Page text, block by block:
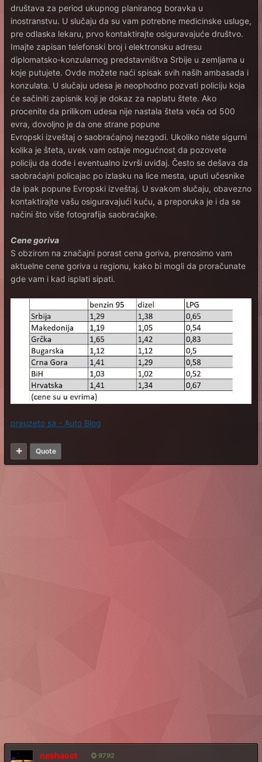
društava za period ukupnog planiranog boravka u
inostranstvu. U slučaju da su vam potrebne medicinske usluge,
pre odlaska lekaru, prvo kontaktirajte osiguravajuće društvo.
Imajte zapisan telefonski broj i elektronsku adresu
diplomatsko-konzularnog predstavništva Srbije u zemljama u
koje putujete. Ovde možete naći spisak svih naših ambasada i
konzulata. U slučaju udesa je neophodno pozvati policiju koja
će sačiniti zapisnik koji je dokaz za naplatu štete. Ako
procenite da prilikom udesa nije nastala šteta veća od 500
evra, dovoljno je da one strane popune
Evropski izveštaj o saobraćajnoj nezgodi. Ukoliko niste sigurni
kolika je šteta, uvek vam ostaje mogućnost da pozovete
policiju da dođe i eventualno izvrši uviđaj. Često se dešava da
saobraćajni policajac po izlasku na lice mesta, uputi učesnike
da ipak popune Evropski izveštaj. U svakom slučaju, obavezno
kontaktirajte vašu osiguravajući kuću, a preporuka je i da se
načini što više fotografija saobraćajke.
Cene goriva
S obzirom na značajni porast cena goriva, prenosimo vam
aktuelne cene goriva u regionu, kako bi mogli da proračunate
gde vam i kad isplati sipati.
preuzeto sa - Auto Blog
Quote
neshaoct 9792